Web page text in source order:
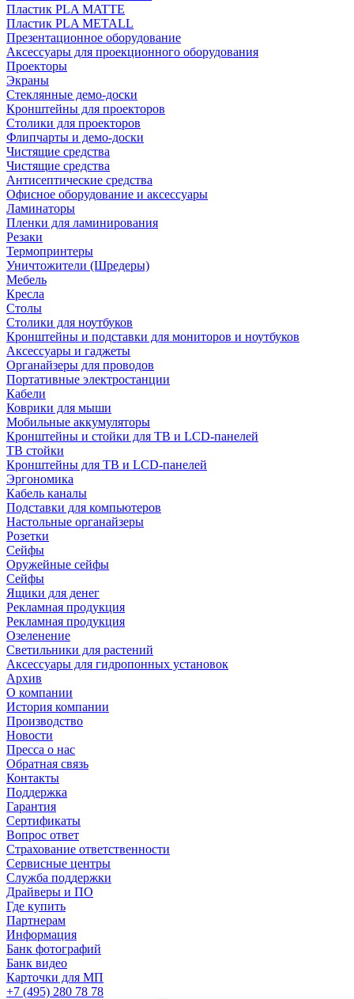
Пластик PLA MATTE
Пластик PLA METALL
Презентационное оборудование
Аксессуары для проекционного оборудования
Проекторы
Экраны
Стеклянные демо-доски
Кронштейны для проекторов
Столики для проекторов
Флипчарты и демо-доски
Чистящие средства
Чистящие средства
Антисептические средства
Офисное оборудование и аксессуары
Ламинаторы
Пленки для ламинирования
Резаки
Термопринтеры
Уничтожители (Шредеры)
Мебель
Кресла
Столы
Столики для ноутбуков
Кронштейны и подставки для мониторов и ноутбуков
Аксессуары и гаджеты
Органайзеры для проводов
Портативные электростанции
Кабели
Коврики для мыши
Мобильные аккумуляторы
Кронштейны и стойки для ТВ и LCD-панелей
ТВ стойки
Кронштейны для ТВ и LCD-панелей
Эргономика
Кабель каналы
Подставки для компьютеров
Настольные органайзеры
Розетки
Сейфы
Оружейные сейфы
Сейфы
Ящики для денег
Рекламная продукция
Рекламная продукция
Озеленение
Светильники для растений
Аксессуары для гидропонных установок
Архив
О компании
История компании
Производство
Новости
Пресса о нас
Обратная связь
Контакты
Поддержка
Гарантия
Сертификаты
Вопрос ответ
Страхование ответственности
Сервисные центры
Служба поддержки
Драйверы и ПО
Где купить
Партнерам
Информация
Банк фотографий
Банк видео
Карточки для МП
+7 (495) 280 78 78